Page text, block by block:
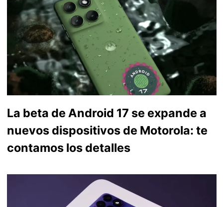
La beta de Android 17 se expande a
nuevos dispositivos de Motorola: te
contamos los detalles